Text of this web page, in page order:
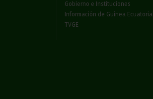
Gobierno e Instituciones
Información de Guinea
TVGE